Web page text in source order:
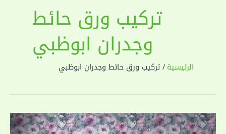
تركيب ورق حائط
وجدران ابوظبي
الرئيسية تركيب ورق حائط وجدران ابوظبي